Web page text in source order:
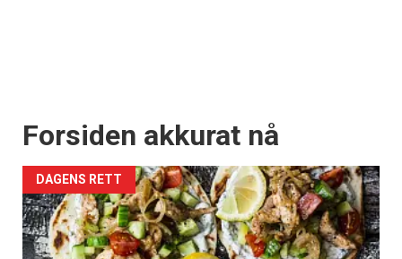
Forsiden akkurat nå
DAGENS RETT